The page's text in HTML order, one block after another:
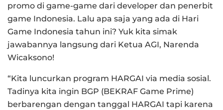
promo di game-game dari developer dan penerbit
game Indonesia. Lalu apa saja yang ada di Hari
Game Indonesia tahun ini? Yuk kita simak
jawabannya langsung dari Ketua AGI, Narenda
Wicaksono!
“Kita luncurkan program HARGAI via media sosial.
Tadinya kita ingin BGP (BEKRAF Game Prime)
berbarengan dengan tanggal HARGAI tapi karena